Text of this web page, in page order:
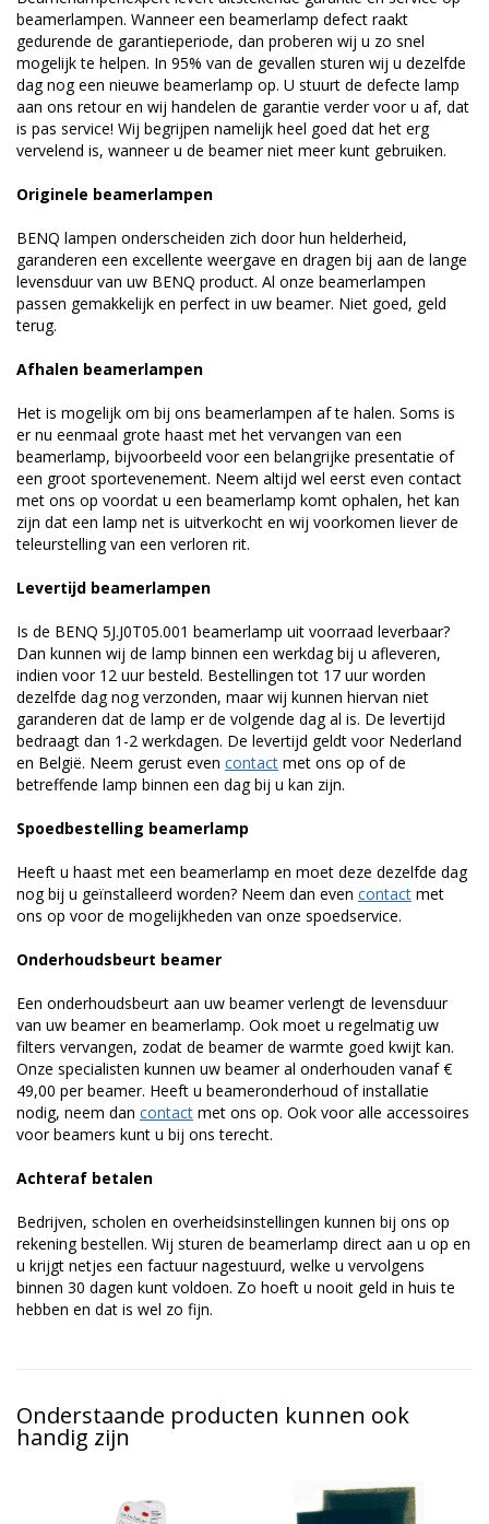
beamerlampen. Wanneer een beamerlamp defect raakt
gedurende de garantieperiode, dan proberen wij u zo snel
mogelijk te helpen. In 95% van de gevallen sturen wij u dezelfde
dag nog een nieuwe beamerlamp op. U stuurt de defecte lamp
aan ons retour en wij handelen de garantie verder voor u af, dat
is pas service! Wij begrijpen namelijk heel goed dat het erg
vervelend is, wanneer u de beamer niet meer kunt gebruiken.
Originele beamerlampen
BENQ lampen onderscheiden zich door hun helderheid,
garanderen een excellente weergave en dragen bij aan de lange
levensduur van uw BENQ product. Al onze beamerlampen
passen gemakkelijk en perfect in uw beamer. Niet goed, geld
terug.
Afhalen beamerlampen
Het is mogelijk om bij ons beamerlampen af te halen. Soms is
er nu eenmaal grote haast met het vervangen van een
beamerlamp, bijvoorbeeld voor een belangrijke presentatie of
een groot sportevenement. Neem altijd wel eerst even contact
met ons op voordat u een beamerlamp komt ophalen, het kan
zijn dat een lamp net is uitverkocht en wij voorkomen liever de
teleurstelling van een verloren rit.
Levertijd beamerlampen
Is de BENQ 5J.J0T05.001 beamerlamp uit voorraad leverbaar?
Dan kunnen wij de lamp binnen een werkdag bij u afleveren,
indien voor 12 uur besteld. Bestellingen tot 17 uur worden
dezelfde dag nog verzonden, maar wij kunnen hiervan niet
garanderen dat de lamp er de volgende dag al is. De levertijd
bedraagt dan 1-2 werkdagen. De levertijd geldt voor Nederland
en België. Neem gerust even contact met ons op of de
betreffende lamp binnen een dag bij u kan zijn.
Spoedbestelling beamerlamp
Heeft u haast met een beamerlamp en moet deze dezelfde dag
nog bij u geïnstalleerd worden? Neem dan even contact met
ons op voor de mogelijkheden van onze spoedservice.
Onderhoudsbeurt beamer
Een onderhoudsbeurt aan uw beamer verlengt de levensduur
van uw beamer en beamerlamp. Ook moet u regelmatig uw
filters vervangen, zodat de beamer de warmte goed kwijt kan.
Onze specialisten kunnen uw beamer al onderhouden vanaf €
49,00 per beamer. Heeft u beameronderhoud of installatie
nodig, neem dan contact met ons op. Ook voor alle accessoires
voor beamers kunt u bij ons terecht.
Achteraf betalen
Bedrijven, scholen en overheidsinstellingen kunnen bij ons op
rekening bestellen. Wij sturen de beamerlamp direct aan u op en
u krijgt netjes een factuur nagestuurd, welke u vervolgens
binnen 30 dagen kunt voldoen. Zo hoeft u nooit geld in huis te
hebben en dat is wel zo fijn.
Onderstaande producten kunnen ook
handig zijn